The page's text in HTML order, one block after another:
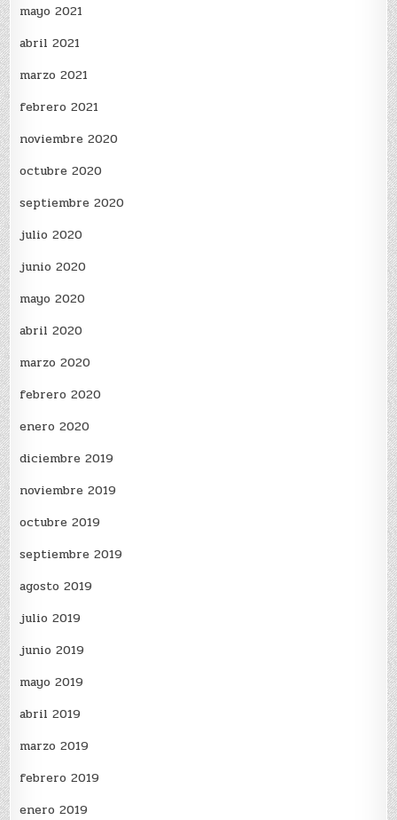
mayo 2021
abril 2021
marzo 2021
febrero 2021
noviembre 2020
octubre 2020
septiembre 2020
julio 2020
junio 2020
mayo 2020
abril 2020
marzo 2020
febrero 2020
enero 2020
diciembre 2019
noviembre 2019
octubre 2019
septiembre 2019
agosto 2019
julio 2019
junio 2019
mayo 2019
abril 2019
marzo 2019
febrero 2019
enero 2019